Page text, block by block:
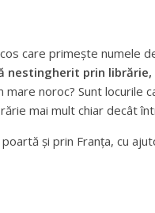
care primește numele
nestingherit prin
mare noroc? Sunt locurile
mai mult chiar decât
și prin Franța, cu